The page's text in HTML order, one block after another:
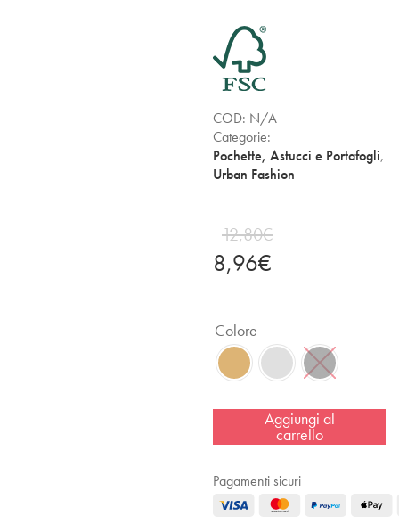
COD: N/A
Categorie:
Pochette, Astucci e Portafogli,
Urban Fashion
12,80€
8,96€
Colore
Aggiungi al
carrello
Pagamenti sicuri